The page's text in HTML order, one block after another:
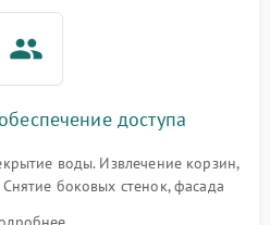
доступа
воды. Извлечение корзин,
боковых стенок, фасада